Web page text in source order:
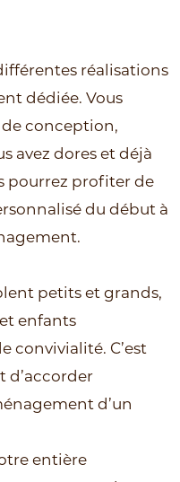
réalisations
dédiée. Vous
conception,
avez dores et déjà
pourrez profiter de
du début à
petits et grands,
enfants
convivialité. C’est
d’accorder
d’un
entière